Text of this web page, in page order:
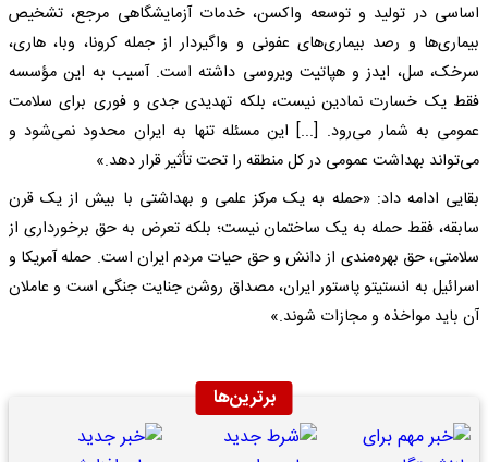
اساسی در تولید و توسعه واکسن، خدمات آزمایشگاهی مرجع، تشخیص
بیماری‌ها و رصد بیماری‌های عفونی و واگیردار از جمله کرونا، وبا، هاری،
سرخک، سل، ایدز و هپاتیت ویروسی داشته است. آسیب به این مؤسسه
فقط یک خسارت نمادین نیست، بلکه تهدیدی جدی و فوری برای سلامت
عمومی به شمار می‌رود. [...] این مسئله تنها به ایران محدود نمی‌شود و
می‌تواند بهداشت عمومی در کل منطقه را تحت تأثیر قرار دهد.»
بقایی ادامه داد: «حمله به یک مرکز علمی و بهداشتی با بیش از یک قرن
سابقه، فقط حمله به یک ساختمان نیست؛ بلکه تعرض به حق برخورداری از
سلامتی، حق بهره‌مندی از دانش و حق حیات مردم ایران است. حمله آمریکا و
اسرائیل به انستیتو پاستور ایران، مصداق روشن جنایت جنگی است و عاملان
آن باید مواخذه و مجازات شوند.»
برترین‌ها